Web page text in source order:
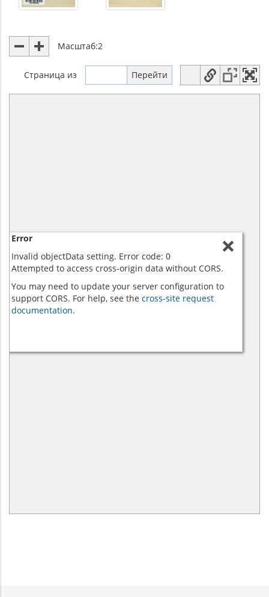
Масштаб:2
Страница из
Error
Invalid objectData setting. Error code: 0
Attempted to access cross-origin data without CORS.
You may need to update your server configuration to
support CORS. For help, see the cross-site request
documentation.